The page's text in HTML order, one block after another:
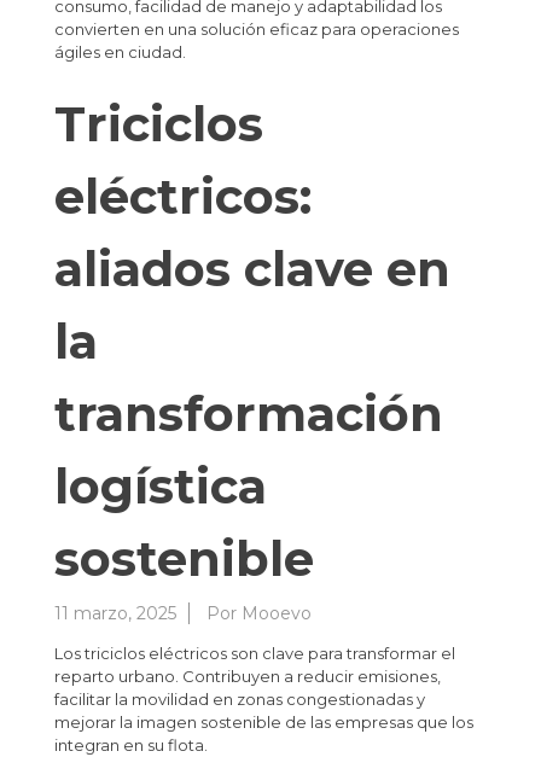
consumo, facilidad de manejo y adaptabilidad los
convierten en una solución eficaz para operaciones
ágiles en ciudad.
Triciclos
eléctricos:
aliados clave en
la
transformación
logística
sostenible
11 marzo, 2025 Por Mooevo
Los triciclos eléctricos son clave para transformar el
reparto urbano. Contribuyen a reducir emisiones,
facilitar la movilidad en zonas congestionadas y
mejorar la imagen sostenible de las empresas que los
integran en su flota.